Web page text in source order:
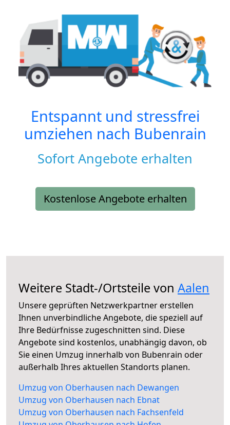
Entspannt und stressfrei
umziehen nach Bubenrain
Sofort Angebote erhalten
Kostenlose Angebote erhalten
Weitere Stadt-/Ortsteile von Aalen
Unsere geprüften Netzwerkpartner erstellen
Ihnen unverbindliche Angebote, die speziell auf
Ihre Bedürfnisse zugeschnitten sind. Diese
Angebote sind kostenlos, unabhängig davon, ob
Sie einen Umzug innerhalb von Bubenrain oder
außerhalb Ihres aktuellen Standorts planen.
Umzug von Oberhausen nach Dewangen
Umzug von Oberhausen nach Ebnat
Umzug von Oberhausen nach Fachsenfeld